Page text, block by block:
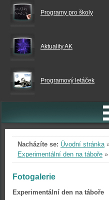
Programy pro školy
Aktuality AK
Programový letáček
Nacházíte se: Úvodní stránka
Experimentální den na táboře »
Fotogalerie
Experimentální den na táboře